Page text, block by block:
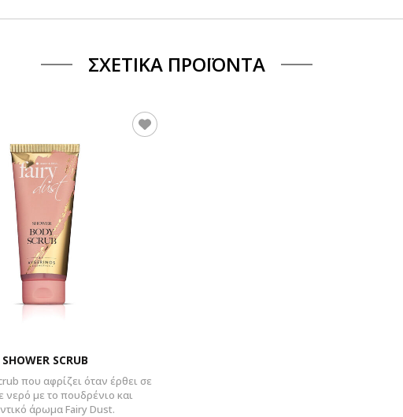
ΣΧΕΤΙΚΆ ΠΡΟΪΌΝΤΑ
SHOWER SCRUB
που αφρίζει όταν έρθει σε
νερό με το πουδρένιο και
άρωμα Fairy Dust.